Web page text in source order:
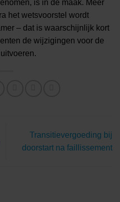
is in de maak. Meer
het wetsvoorstel wordt
– dat is waarschijnlijk kort
de wijzigingen voor de
Transitievergoeding bij
doorstart na faillissement